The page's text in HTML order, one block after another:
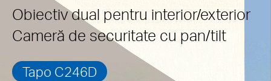
Obiectiv dual pentru interior/exterior
Cameră de securitate cu pan/tilt
Tapo C246D